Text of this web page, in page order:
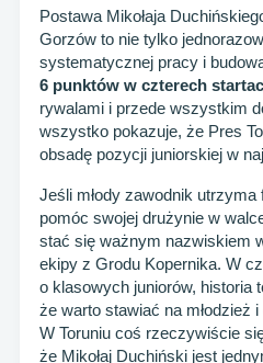
Postawa Mikołaja
Gorzów to nie tylko
systematycznej pracy i
6 punktów w czterech
rywalami i przede wszystkim
wszystko pokazuje, że Pres
obsadę pozycji juniorskiej w
Jeśli młody zawodnik
pomóc swojej drużynie w
stać się ważnym nazwiskiem
ekipy z Grodu Kopernika. W
o klasowych juniorów, historia
że warto stawiać na młodzież
W Toruniu coś rzeczywiście
że Mikołaj Duchiński jest